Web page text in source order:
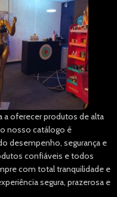
a oferecer produtos de alta
nosso catálogo é
desempenho, segurança e
confiáveis e todos
com total tranquilidade e
segura, prazerosa e